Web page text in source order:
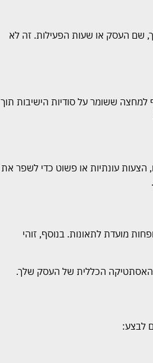
שם העסק או שעות הפעילות. זה לא
למחצה ששומר על סודיות הישיבות תוך
הצעות עונתיות או פשוט כדי לשפר את
מועדת לתאונות. בנוסף, זוהי
האסתטיקה הכללית של העסק שלך.
לבצע: